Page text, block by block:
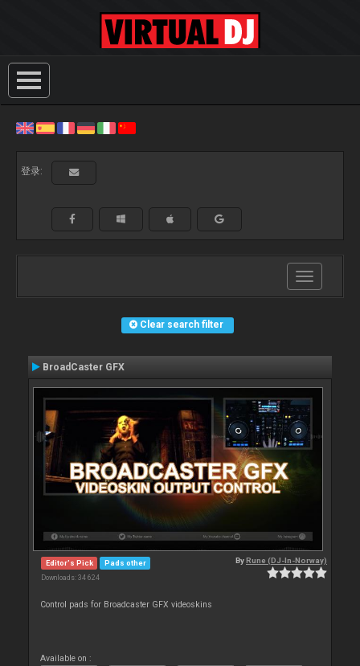
登录:
Toggle
navigation
Clear search filter
BroadCaster GFX
Editor's Pick Pads other
Downloads: 34 624
ByRune (DJ-In-Norway)
Control pads for Broadcaster GFX videoskins
Available on :